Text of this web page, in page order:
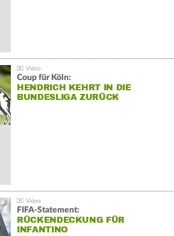
Coup für Köln:
HENDRICH KEHRT IN DIE
BUNDESLIGA ZURÜCK
FIFA-Statement:
RÜCKENDECKUNG FÜR
INFANTINO